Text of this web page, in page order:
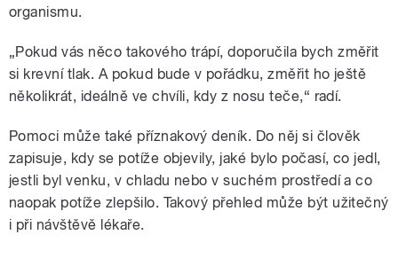
organismu.
„Pokud vás něco takového trápí, doporučila bych změřit
si krevní tlak. A pokud bude v pořádku, změřit ho ještě
několikrát, ideálně ve chvíli, kdy z nosu teče,“ radí.
Pomoci může také příznakový deník. Do něj si člověk
zapisuje, kdy se potíže objevily, jaké bylo počasí, co jedl,
jestli byl venku, v chladu nebo v suchém prostředí a co
naopak potíže zlepšilo. Takový přehled může být užitečný
i při návštěvě lékaře.